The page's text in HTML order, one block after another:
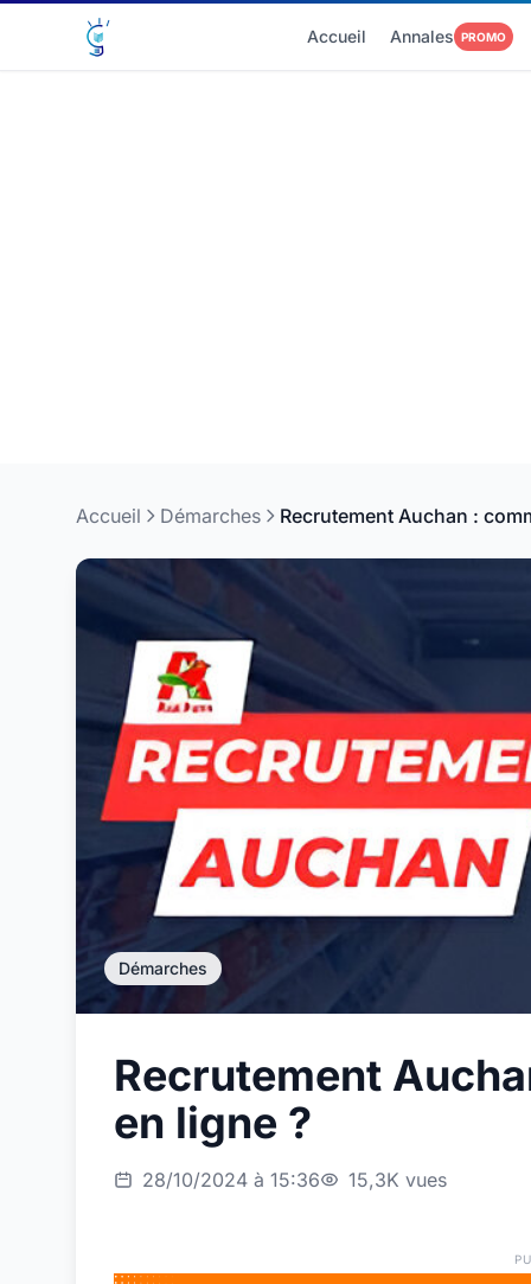
Accueil Annales PROMO
Accueil Démarches Recrutement Auchan :
Démarches
Recrutement
en ligne ?
28/10/2024 à 15:36 15,3K vues